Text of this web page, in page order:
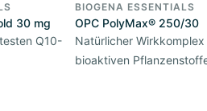
30 mg
Q10-
BIOGENA ESSENTIALS
OPC PolyMax® 250/30
Natürlicher
bioaktiven